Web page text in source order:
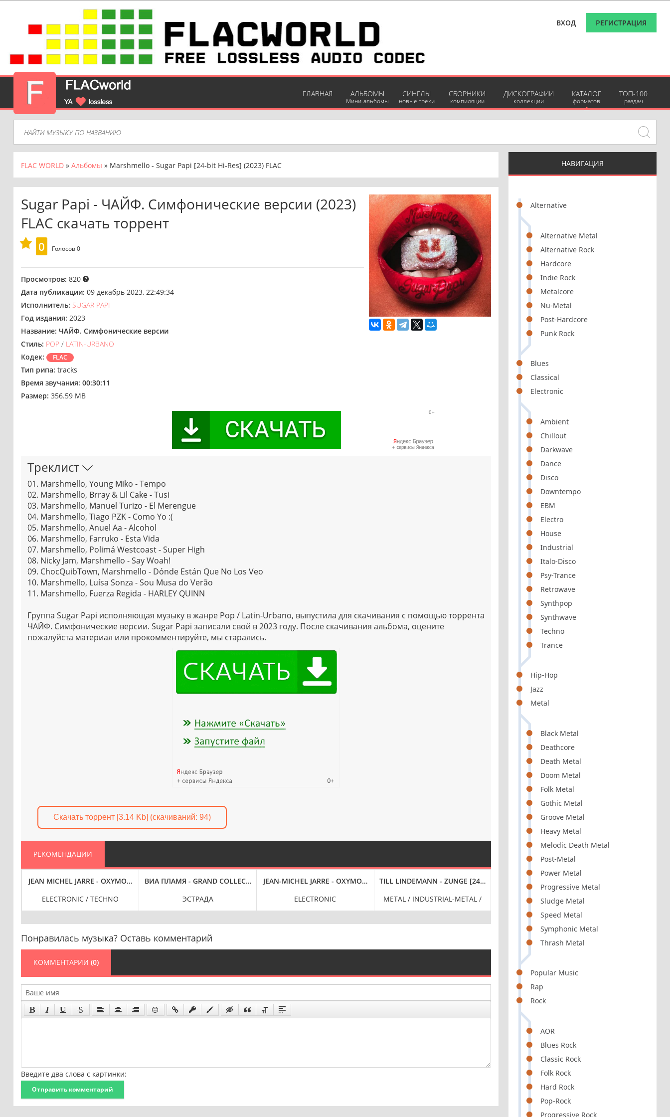
ВХОД РЕГИСТРАЦИЯ
ГЛАВНАЯ АЛЬБОМЫ
Мини-альбомы
СИНГЛЫ
новые треки
СБОРНИКИ
компиляции
ДИСКОГРАФИИ
коллекции
КАТАЛОГ
форматов
ТОП-100
раздач
НАВИГАЦИЯ
Alternative
Alternative Metal
Alternative Rock
Hardcore
Indie Rock
Metalcore
Nu-Metal
Post-Hardcore
Punk Rock
Blues
Classical
Electronic
Ambient
Chillout
Darkwave
Dance
Disco
Downtempo
EBM
Electro
House
Industrial
Italo-Disco
Psy-Trance
Retrowave
Synthpop
Synthwave
Techno
Trance
Hip-Hop
Jazz
Metal
Black Metal
Deathcore
Death Metal
Doom Metal
Folk Metal
Gothic Metal
Groove Metal
Heavy Metal
Melodic Death Metal
Post-Metal
Power Metal
Progressive Metal
Sludge Metal
Speed Metal
Symphonic Metal
Thrash Metal
Popular Music
Rap
Rock
AOR
Blues Rock
Classic Rock
Folk Rock
Hard Rock
Pop-Rock
Progressive Rock
FLAC WORLD » Альбомы » Marshmello - Sugar Papi [24-bit Hi-Res] (2023) FLAC
Sugar Papi - ЧАЙФ. Симфонические версии (2023)
FLAC скачать торрент
0 Голосов0
Просмотров: 820
Дата публикации: 09 декабрь 2023, 22:49:34
Исполнитель: SUGAR PAPI
Год издания: 2023
Название: ЧАЙФ. Симфонические версии
Стиль: POP / LATIN-URBANO
Кодек:
FLAC
Тип рипа: tracks
Время звучания: 00:30:11
Размер: 356.59 MB
Треклист
01. Marshmello, Young Miko - Tempo
02. Marshmello, Brray & Lil Cake - Tusi
03. Marshmello, Manuel Turizo - El Merengue
04. Marshmello, Tiago PZK - Como Yo :(
05. Marshmello, Anuel Aa - Alcohol
06. Marshmello, Farruko - Esta Vida
07. Marshmello, Polimá Westcoast - Super High
08. Nicky Jam, Marshmello - Say Woah!
09. ChocQuibTown, Marshmello - Dónde Están Que No Los Veo
10. Marshmello, Luísa Sonza - Sou Musa do Verão
11. Marshmello, Fuerza Regida - HARLEY QUINN
Группа Sugar Papi исполняющая музыку в жанре Pop / Latin-Urbano, выпустила для скачивания с помощью торрента
ЧАЙФ. Симфонические версии. Sugar Papi записали свой в 2023 году. После скачивания альбома, оцените
пожалуйста материал или прокомментируйте, мы старались.
Скачать торрент [3.14 Kb] (cкачиваний: 94)
РЕКОМЕНДАЦИИ
1 (2023) FLAC
JEAN MICHEL JARRE - OXYMOREWORKS [24-BIT HI-RES] (2023) FLAC
ELECTRONIC / TECHNO
ВИА ПЛАМЯ - GRAND COLLECTION (2001) FLAC
ЭСТРАДА
JEAN-MICHEL JARRE - OXYMOREWORKS (2023) FLAC
ELECTRONIC
TILL LINDEMANN - ZUNGE [24-BIT HI-RES] (2023) FLAC
METAL / INDUSTRIAL-METAL /
DOWNTEMPO / CHILLOUT /
LOUNGE
Понравилась музыка? Оставь комментарий
КОММЕНТАРИИ (0)
Введите два слова с картинки:
Отправить комментарий